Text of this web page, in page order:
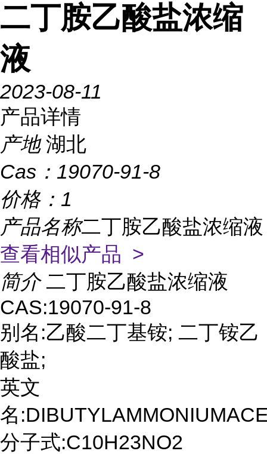
二丁胺乙酸盐浓缩
液
2023-08-11
产品详情
产地 湖北
Cas： 19070-91-8
价格： 1
产品名称二丁胺乙酸盐浓缩液
查看相似产品 >
简介 二丁胺乙酸盐浓缩液
CAS:19070-91-8
别名:乙酸二丁基铵; 二丁铵乙
酸盐;
英文
名
分子式:C10H23NO2